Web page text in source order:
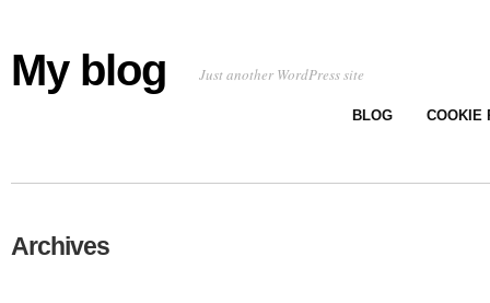
My blog Just another WordPress site
BLOG COOKIE
Archives